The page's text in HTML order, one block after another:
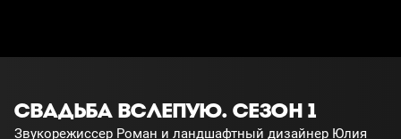
СВАДЬБА ВСЛЕПУЮ. СЕЗОН 1
Звукорежиссер Роман и ландшафтный дизайнер Юлия